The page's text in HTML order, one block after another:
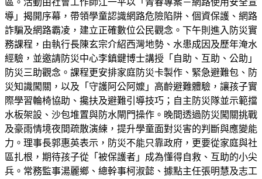
導」揭開序幕，帶領學童認識網路危險陷阱、個資保護、網路
詐騙及網路霸凌，建立正確數位公民觀念。下午則進入防災實
務課程，由執行長陳玄宗介紹西灣地勢、水患成因及歷年淹水
經驗，並邀請防災中心李鎮鍵博士講授「自助、互助、公助」
防災三助觀念。課程更安排家庭防災卡製作、緊急避難包、防
災知識闖關，以及「守護阿公阿嬤」高齡避難體驗，讓孩子實
際學習輪椅協助、攙扶及避難引導技巧；自主防災隊並示範擋
水板架設、沙包堆置與防水閘門操作。晚間透過防災闖關挑戰
及豪雨情境夜間疏散演練，提升學童面對災害的判斷與應變能
力。理事長郭惠英表示，防災不能只靠政府，更要從家庭與社
區扎根，期待孩子從「被保護者」成為懂得自救、互助的小尖
兵。常務監事湯麗鄉、總幹事柯淑懿、據點主任張明慧及志工